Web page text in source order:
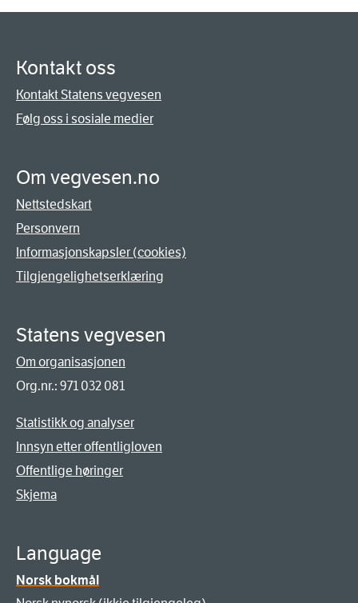
Kontakt oss
Kontakt Statens vegvesen
Følg oss i sosiale medier
Om vegvesen.no
Nettstedskart
Personvern
Informasjonskapsler (cookies)
Tilgjengelighetserklæring
Statens vegvesen
Om organisasjonen
Org.nr.: 971 032 081
Statistikk og analyser
Innsyn etter offentligloven
Offentlige høringer
Skjema
Language
Norsk bokmål